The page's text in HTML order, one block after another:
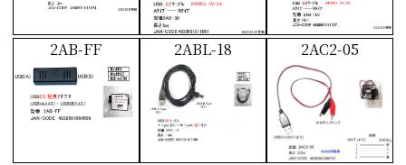
2AB-FF 2ABL-18 2AC2-05